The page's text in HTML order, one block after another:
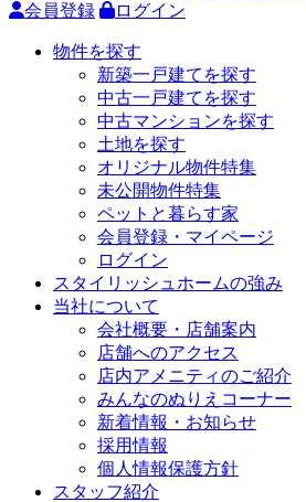
会員登録
ログイン
物件を探す
新築一戸建てを探す
中古一戸建てを探す
中古マンションを探す
土地を探す
オリジナル物件特集
未公開物件特集
ペットと暮らす家
会員登録・マイページ
ログイン
スタイリッシュホームの強み
当社について
会社概要・店舗案内
店舗へのアクセス
店内アメニティのご紹介
みんなのぬりえコーナー
新着情報・お知らせ
採用情報
個人情報保護方針
スタッフ紹介